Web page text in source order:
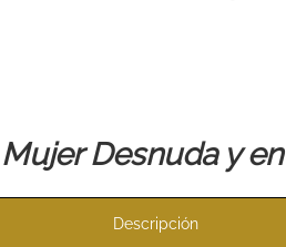
Desnuda y
Descripción